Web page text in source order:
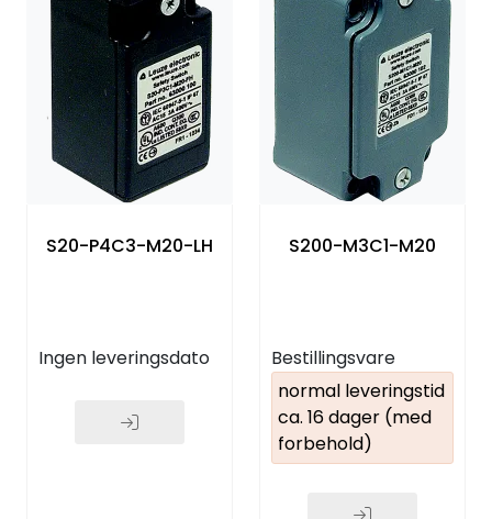
S20-P4C3-M20-LH
Ingen leveringsdato
S200-M3C1-M20
Bestillingsvare
normal leveringstid
ca. 16 dager (med
forbehold)